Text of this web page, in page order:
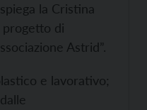
la Cristina
progetto di
Astrid”.
e lavorativo;